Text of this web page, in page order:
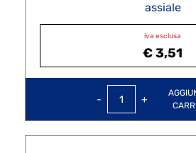
assiale
iva esclusa
€ 3,51
Quantità